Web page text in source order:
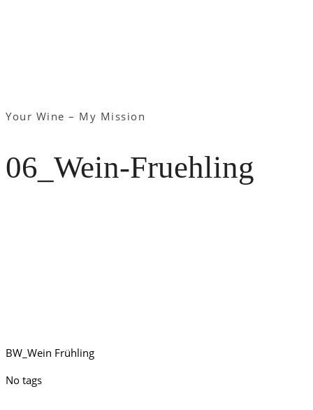
Your Wine – My Mission
06_Wein-Fruehling
BW_Wein Frühling
No tags